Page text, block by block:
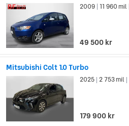
2009 11 960 mil
49 500 kr
Mitsubishi Colt 1.0 Turbo
2025 2 753 mil
179 900 kr